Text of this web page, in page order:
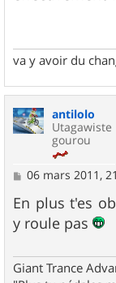
s
va y avoir du
antilolo
Utagawiste
gourou
M
s
s
a
06 mars 2011,
En plus t'es
y roule pas
Giant Trance